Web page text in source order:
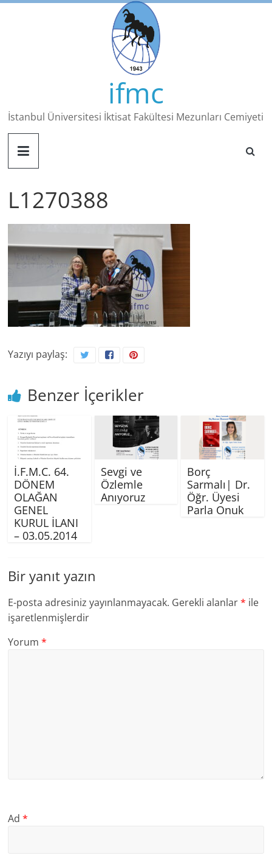
Skip
ifmc
İstanbul Üniversitesi İktisat Fakültesi Mezunları Cemiyeti
L1270388
Yazıyı paylaş:
Benzer İçerikler
İ.F.M.C. 64.
DÖNEM
OLAĞAN
GENEL
KURUL İLANI
– 03.05.2014
Sevgi ve
Özlemle
Anıyoruz
Borç
Sarmalı| Dr.
Öğr. Üyesi
Parla Onuk
Bir yanıt yazın
E-posta adresiniz yayınlanmayacak. Gerekli alanlar* ile
işaretlenmişlerdir
Yorum*
Ad*